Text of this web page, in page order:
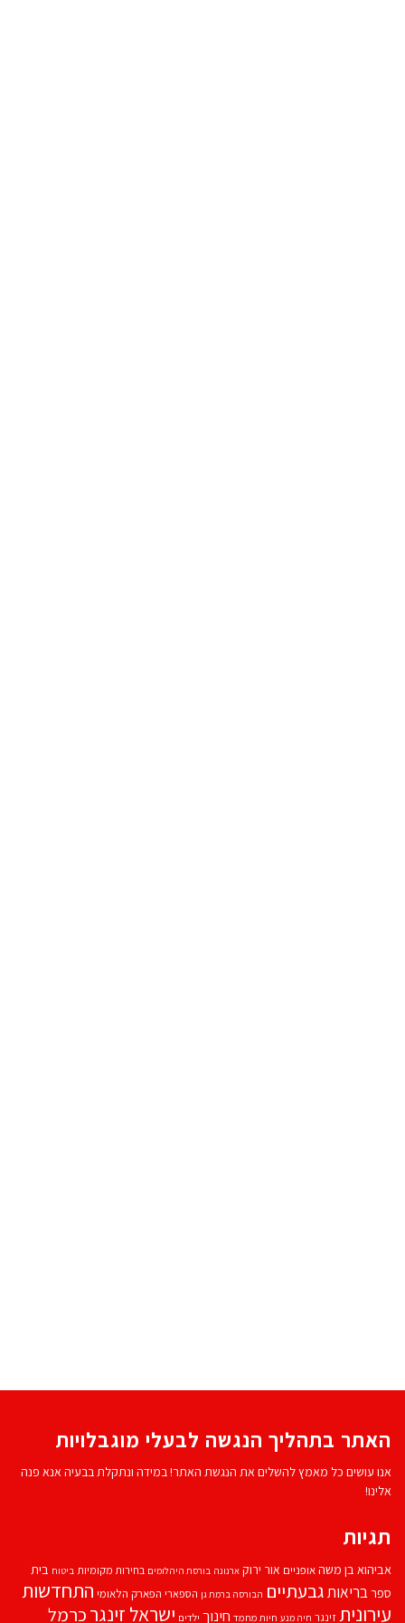
האתר בתהליך הנגשה לבעלי מוגבלויות
אנו עושים כל מאמץ להשלים את הנגשת האתר! במידה ונתקלת בבעיה אנא פנה
אלינו!
תגיות
אביהוא בן משהאופניים אור ירוק ארנונה בורסת היהלומים בחירות מקומיות ביטוח בית
ספרבריאותגבעתיים הבורסה ברמת גן הספארי הפארק הלאומי התחדשות
עירוניתזינגר חיה מנע חיות מחמד חינוך ילדים ישראל זינגרכרמל